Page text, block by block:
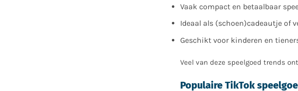
Vaak compact en betaalbaar
Ideaal als (schoen)cadeautje of
Geschikt voor kinderen en
Veel van deze speelgoed trends
Populaire TikTok